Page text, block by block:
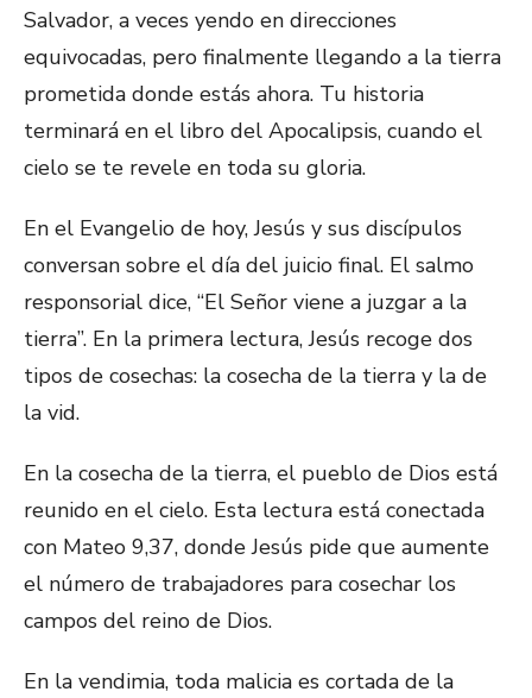
Salvador, a veces yendo en direcciones
equivocadas, pero finalmente llegando a la tierra
prometida donde estás ahora. Tu historia
terminará en el libro del Apocalipsis, cuando el
cielo se te revele en toda su gloria.
En el Evangelio de hoy, Jesús y sus discípulos
conversan sobre el día del juicio final. El salmo
responsorial dice, “El Señor viene a juzgar a la
tierra”. En la primera lectura, Jesús recoge dos
tipos de cosechas: la cosecha de la tierra y la de
la vid.
En la cosecha de la tierra, el pueblo de Dios está
reunido en el cielo. Esta lectura está conectada
con Mateo 9,37, donde Jesús pide que aumente
el número de trabajadores para cosechar los
campos del reino de Dios.
En la vendimia, toda malicia es cortada de la